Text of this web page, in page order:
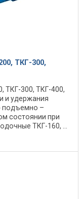
ТКГ-300,
ТКГ-300, ТКГ-400,
и удержания
подъемно –
состоянии при
ТКГ-160, ...